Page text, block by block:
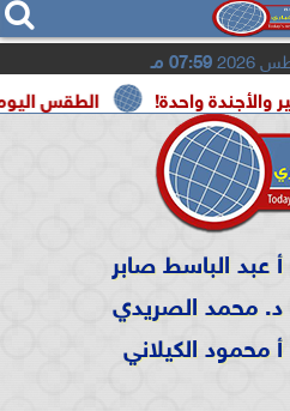
 
07:59 مـ
الطقس اليوم.. شديد الحرارة
أ عبد الباسط صابر
د. محمد الصريدي
أ محمود الكيلاني